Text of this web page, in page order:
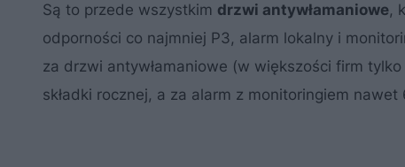
Są to przede wszystkim drzwi antywłamaniowe,
odporności co najmniej P3, alarm lokalny i
za drzwi antywłamaniowe (w większości firm
składki rocznej, a za alarm z monitoringiem nawet